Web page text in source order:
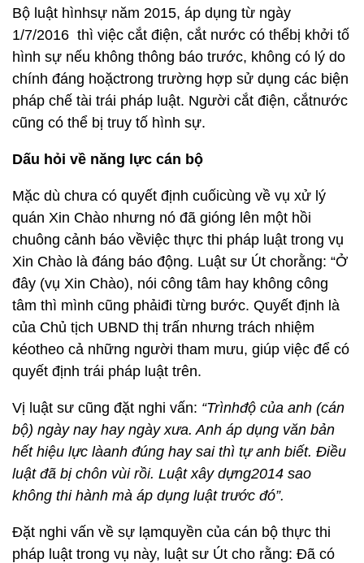
Bộ luật hìnhsự năm 2015, áp dụng từ ngày
1/7/2016 thì việc cắt điện, cắt nước có thểbị khởi tố
hình sự nếu không thông báo trước, không có lý do
chính đáng hoặctrong trường hợp sử dụng các biện
pháp chế tài trái pháp luật. Người cắt điện, cắtnước
cũng có thể bị truy tố hình sự.
Dấu hỏi về năng lực cán bộ
Mặc dù chưa có quyết định cuốicùng về vụ xử lý
quán Xin Chào nhưng nó đã gióng lên một hồi
chuông cảnh báo vềviệc thực thi pháp luật trong vụ
Xin Chào là đáng báo động. Luật sư Út chorằng: “Ở
đây (vụ Xin Chào), nói công tâm hay không công
tâm thì mình cũng phảiđi từng bước. Quyết định là
của Chủ tịch UBND thị trấn nhưng trách nhiệm
kéotheo cả những người tham mưu, giúp việc để có
quyết định trái pháp luật trên.
Vị luật sư cũng đặt nghi vấn: “Trìnhđộ của anh (cán
bộ) ngày nay hay ngày xưa. Anh áp dụng văn bản
hết hiệu lực làanh đúng hay sai thì tự anh biết. Điều
luật đã bị chôn vùi rồi. Luật xây dựng2014 sao
không thi hành mà áp dụng luật trước đó”.
Đặt nghi vấn về sự lạmquyền của cán bộ thực thi
pháp luật trong vụ này, luật sư Út cho rằng: Đã có